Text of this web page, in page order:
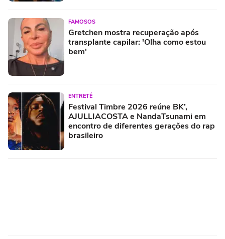
FAMOSOS
Gretchen mostra recuperação após
transplante capilar: 'Olha como estou
bem'
ENTRETÊ
Festival Timbre 2026 reúne BK’,
AJULLIACOSTA e NandaTsunami em
encontro de diferentes gerações do rap
brasileiro